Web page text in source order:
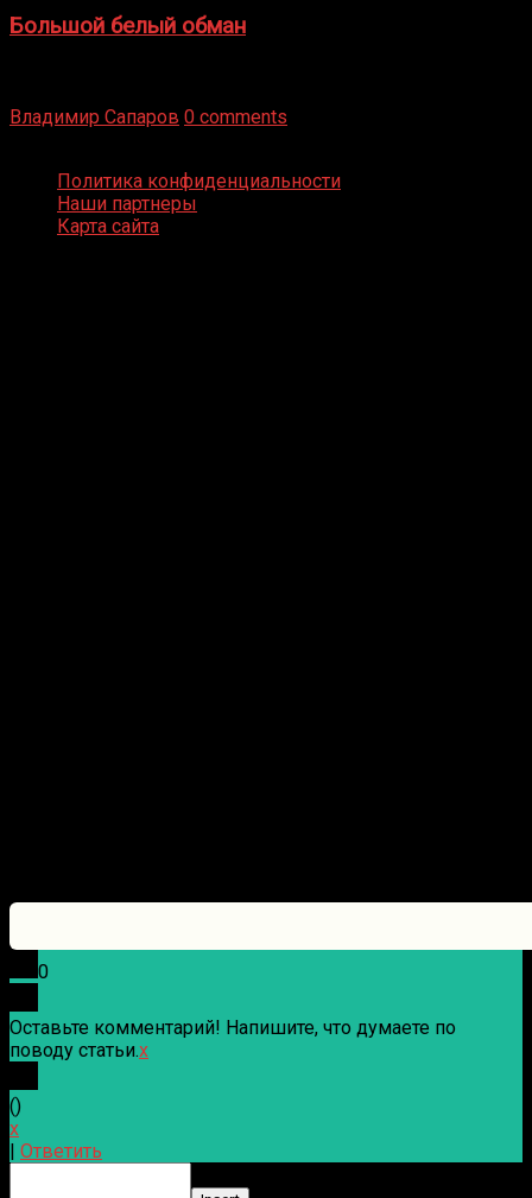
Большой белый обман
Владимир Сапаров 0 comments
Политика конфиденциальности
Наши партнеры
Карта сайта
0
Оставьте комментарий! Напишите, что думаете по
поводу статьи.x
()
x
Ответить